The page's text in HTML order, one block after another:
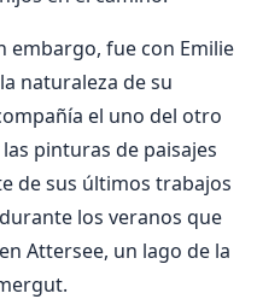
embargo, fue con Emilie
naturaleza de su
el uno del otro
pinturas de paisajes
de sus últimos trabajos
los veranos que
Attersee, un lago de la